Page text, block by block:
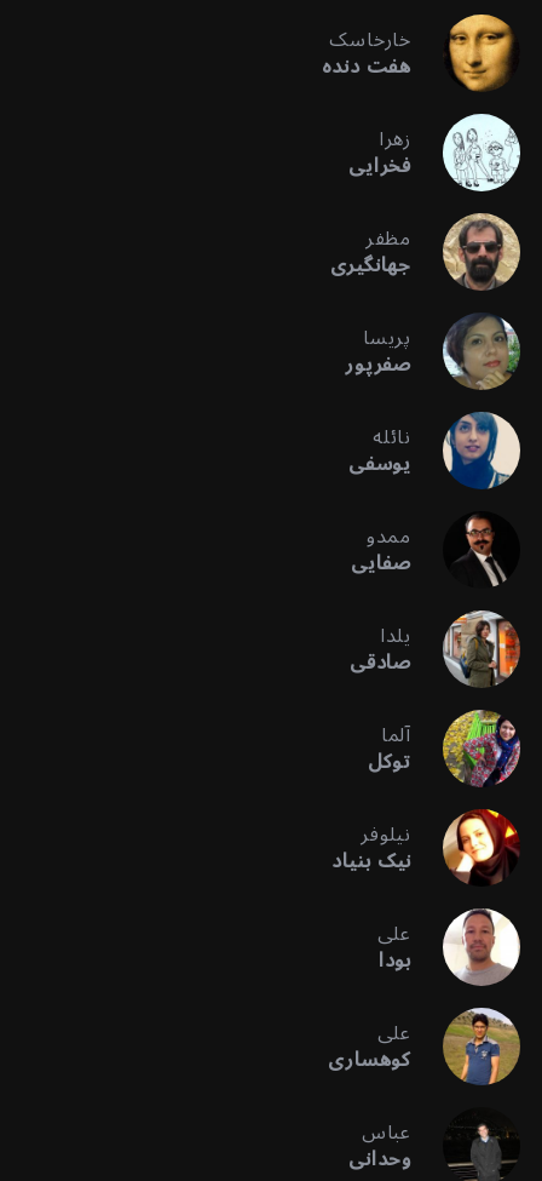
خارخاسک
هفت دنده
زهرا
فخرایی
مظفر
جهانگیری
پریسا
صفرپور
نائله
یوسفی
ممدو
صفایی
یلدا
صادقی
آلما
توکل
نیلوفر
نیک بنیاد
علی
بودا
علی
کوهساری
عباس
وحدانی